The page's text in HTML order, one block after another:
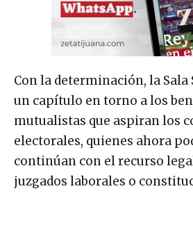
Con la determinación, la
un capítulo en torno a los
mutualistas que aspiran los
electorales, quienes ahora
continúan con el recurso
juzgados laborales o